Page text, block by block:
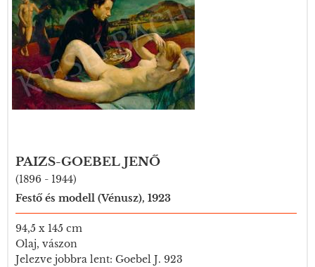
PAIZS-GOEBEL JENŐ
(1896 - 1944)
Festő és modell (Vénusz), 1923
94,5 x 145 cm
Olaj, vászon
Jelezve jobbra lent: Goebel J. 923